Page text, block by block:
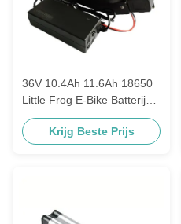
36V 10.4Ah 11.6Ah 18650
Little Frog E-Bike Batterij
Opvouwbaar Klein voor
elektrische fiets Scooter
Krijg Beste Prijs